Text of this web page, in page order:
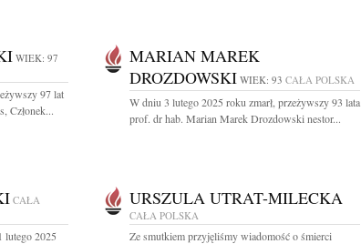
WIEK: 97
97 lat
Członek...
MARIAN MAREK
DROZDOWSKI WIEK: 93 CAŁA POLSKA
W dniu 3 lutego 2025 roku zmarł, przeżywszy 93 lata
prof. dr hab. Marian Marek Drozdowski nestor...
CAŁA
lutego 2025
URSZULA UTRAT-MILECKA
CAŁA POLSKA
Ze smutkiem przyjęliśmy wiadomość o śmierci